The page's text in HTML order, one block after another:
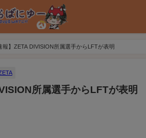
報】ZETA DIVISION所属選手からLFTが表明
所属選手からLFTが表明